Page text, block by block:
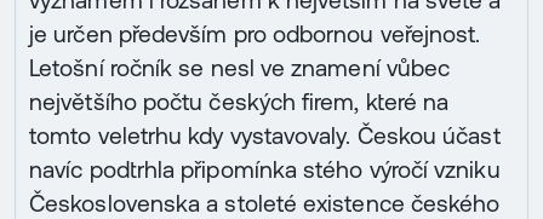
je určen především pro odbornou veřejnost.
Letošní ročník se nesl ve znamení vůbec
největšího počtu českých firem, které na
tomto veletrhu kdy vystavovaly. Českou účast
navíc podtrhla připomínka stého výročí vzniku
Československa a stoleté existence českého